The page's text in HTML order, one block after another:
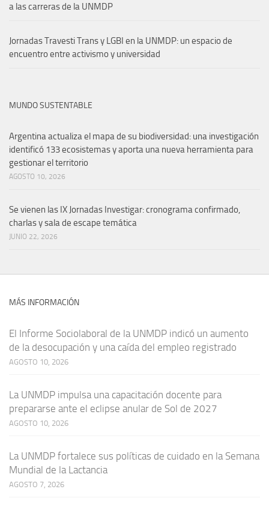
a las carreras de la UNMDP
Jornadas Travesti Trans y LGBI en la UNMDP: un espacio de
encuentro entre activismo y universidad
MUNDO SUSTENTABLE
Argentina actualiza el mapa de su biodiversidad: una investigación
identificó 133 ecosistemas y aporta una nueva herramienta para
gestionar el territorio
AGOSTO 10, 2026
Se vienen las IX Jornadas Investigar: cronograma confirmado,
charlas y sala de escape temática
JUNIO 22, 2026
MÁS INFORMACIÓN
El Informe Sociolaboral de la UNMDP indicó un aumento
de la desocupación y una caída del empleo registrado
AGOSTO 10, 2026
La UNMDP impulsa una capacitación docente para
prepararse ante el eclipse anular de Sol de 2027
AGOSTO 10, 2026
La UNMDP fortalece sus políticas de cuidado en la Semana
Mundial de la Lactancia
AGOSTO 7, 2026